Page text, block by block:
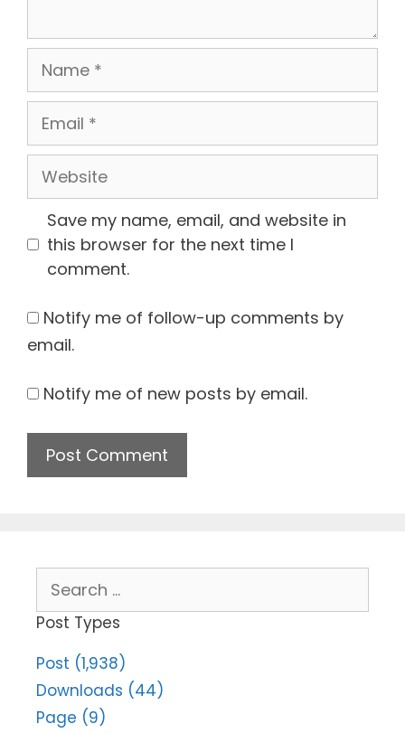
Name
Email
Website
Save my name, email, and website in
this browser for the next time I
comment.
Notify me of follow-up comments by
email.
Notify me of new posts by email.
for:
Post Types
Post (1,938)
Downloads (44)
Page (9)